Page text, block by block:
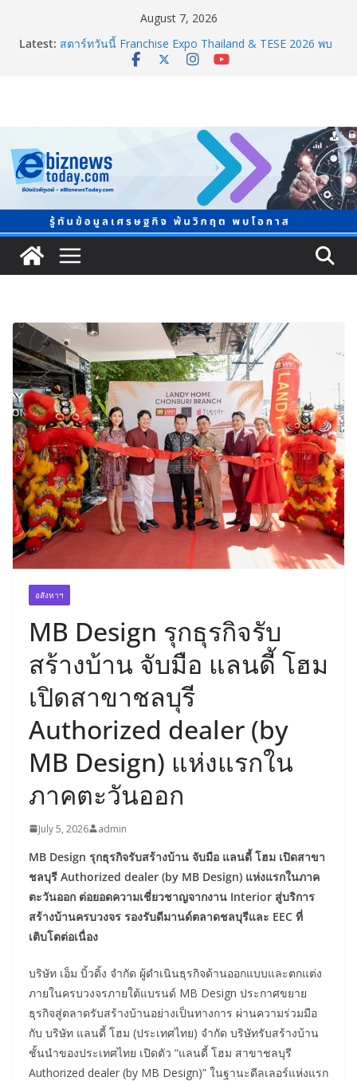
August 7, 2026
Latest: 8.8 “ซูเลียน” รวมพลังนักธุรกิจทั่วประเทศ จัดประชุมใหญ่
แห่งปี พบ CEO “ดร.ปิยะวัฒน์” ถ่ายทอดวิสัยทัศน์ธุรกิจ
250 บูธ คาดเงินสะพัด 220 ลบ.
อลิอันซ์ อยุธยา ส่งเสริมคนไทยเตรียมพร้อมรับมือวิกฤต
เปิดพื้นที่ “Level Up the Care by Allianz Ayudhya
นิทรรศการยกระดับ…ความเป็นห่วง” ในงาน Hug
HeartYai
Guangzhou Yinghao School เผยวิสัยทัศน์การศึกษาที่
พร้อมรับอนาคต
TCMA จับมือแคนาดา ดันเทคโนโลยีดักจับคาร์บอนเครื่อง
แรกในไทย ปูทางอุตสาหกรรมปูนซีเมนต์สู่ Net Zero 2050
อสังหาฯ
MB Design รุกธุรกิจรับ
สร้างบ้าน จับมือ แลนดี้ โฮม
เปิดสาขาชลบุรี
Authorized dealer (by
MB Design) แห่งแรกใน
ภาคตะวันออก
July 5, 2026 admin
MB Design รุกธุรกิจรับสร้างบ้าน จับมือ แลนดี้ โฮม เปิดสาขา
ชลบุรี Authorized dealer (by MB Design) แห่งแรกในภาค
ตะวันออก ต่อยอดความเชี่ยวชาญจากงาน Interior สู่บริการ
สร้างบ้านครบวงจร รองรับดีมานด์ตลาดชลบุรีและ EEC ที่
เติบโตต่อเนื่อง
บริษัท เอ็ม บิ้วดิ้ง จำกัด ผู้ดำเนินธุรกิจด้านออกแบบและตกแต่ง
ภายในครบวงจรภายใต้แบรนด์ MB Design ประกาศขยาย
ธุรกิจสู่ตลาดรับสร้างบ้านอย่างเป็นทางการ ผ่านความร่วมมือ
กับ บริษัท แลนดี้ โฮม (ประเทศไทย) จำกัด บริษัทรับสร้างบ้าน
ชั้นนำของประเทศไทย เปิดตัว “แลนดี้ โฮม สาขาชลบุรี
Authorized dealer (by MB Design)” ในฐานะดีลเลอร์แห่งแรก